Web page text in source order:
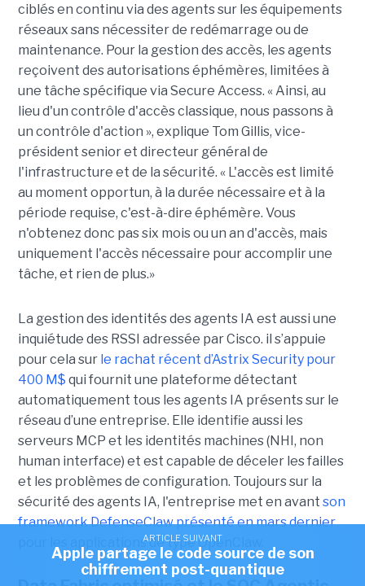
ciblés en continu via des agents sur les équipements
réseaux sans nécessiter de redémarrage ou de
maintenance. Pour la gestion des accès, les agents
reçoivent des autorisations éphémères, limitées à
une tâche spécifique via Secure Access. « Ainsi, au
lieu d'un contrôle d'accès classique, nous passons à
un contrôle d'action », explique Tom Gillis, vice-
président senior et directeur général de
l'infrastructure et de la sécurité. « L'accès est limité
au moment opportun, à la durée nécessaire et à la
période requise, c'est-à-dire éphémère. Vous
n'obtenez donc pas six mois ou un an d'accès, mais
uniquement l'accès nécessaire pour accomplir une
tâche, et rien de plus.»
La gestion des identités des agents IA est aussi une
inquiétude des RSSI adressée par Cisco. il s’appuie
pour cela sur le rachat récent d’Astrix Security pour
400 M$ qui fournit une plateforme détectant
automatiquement tous les agents IA présents sur le
réseau d’une entreprise. Elle identifie aussi les
serveurs MCP et les identités machines (NHI, non
human interface) et est capable de déceler les failles
et les problèmes de configuration. Toujours sur la
sécurité des agents IA, l'entreprise met en avant son
framework DefenseClaw présenté en mars dernier
pour les applications de type OpenClaw.
ARTICLE SUIVANT
Apple partage le code source de son
chiffrement post-quantique